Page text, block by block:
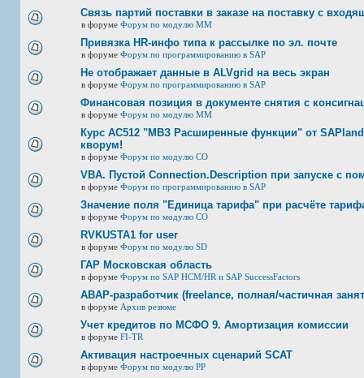
Связь партий поставки в заказе на поставку с
в форуме Форум по модулю ММ
Привязка HR-инфо типа к рассылке по эл. почте
в форуме Форум по программированию в SAP
Не отображает данные в ALVgrid на весь экран
в форуме Форум по программированию в SAP
Финансовая позиция в документе снятия с
в форуме Форум по модулю ММ
Курс AC512 "МВЗ Расширенные функции" от
кворум!
в форуме Форум по модулю СО
VBA. Пустой Connection.Description при запуске с
в форуме Форум по программированию в SAP
Значение поля "Единица тарифа" при расчёте
в форуме Форум по модулю СО
RVKUSTA1 for user
в форуме Форум по модулю SD
ГАР Московская область
в форуме Форум по SAP HCM/HR и SAP SuccessFactors
ABAP-разработчик (freelance, полная/частичная
в форуме Архив резюме
Учет кредитов по МСФО 9. Амортизация комиссии
в форуме FI-TR
Активация настроечных сценарий SCAT
в форуме Форум по модулю РР